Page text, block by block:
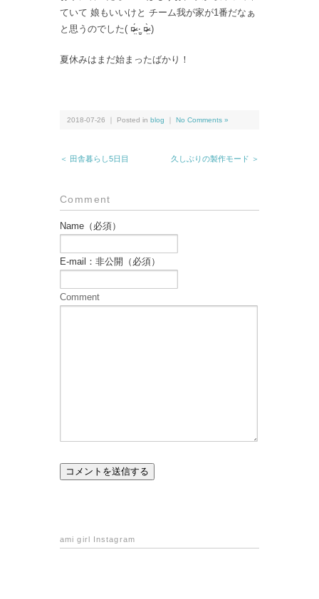
ていて 娘もいいけと チーム我が家が1番だなぁ
と思うのでした( ¤̴̶̷̤́ ‧̫̮ ¤̴̶̷̤̀ )
夏休みはまだ始まったばかり！
2018-07-26 ｜ Posted in blog No Comments »
＜ 田舎暮らし5日目 久しぶりの製作モード ＞
Comment
Name（必須）
E-mail：非公開（必須）
Comment
ami girl Instagram